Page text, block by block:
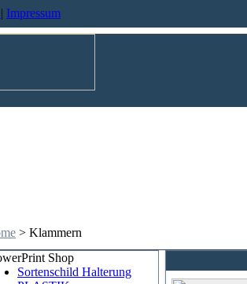
| Impressum
> Klammern
Shop
Sortenschild Halterung